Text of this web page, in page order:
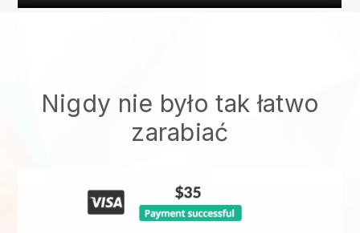
Nigdy nie było tak łatwo
zarabiać